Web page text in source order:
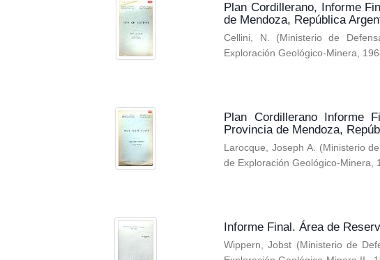
Plan Cordillerano, Informe
de Mendoza, República
Cellini, N. (Ministerio de
Exploración Geológico-Minera,
Plan Cordillerano Informe
Provincia de Mendoza,
Larocque, Joseph A. (Ministerio
de Exploración Geológico-Minera,
Informe Final. Área de
Wippern, Jobst (Ministerio de